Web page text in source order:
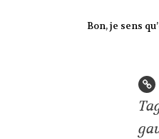
Bon, je sens